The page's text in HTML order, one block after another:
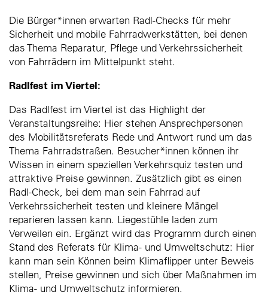
Die Bürger*innen erwarten Radl-Checks für mehr
Sicherheit und mobile Fahrradwerkstätten, bei denen
das Thema Reparatur, Pflege und Verkehrssicherheit
von Fahrrädern im Mittelpunkt steht.
Radlfest im Viertel:
Das Radlfest im Viertel ist das Highlight der
Veranstaltungsreihe: Hier stehen Ansprechpersonen
des Mobilitätsreferats Rede und Antwort rund um das
Thema Fahrradstraßen. Besucher*innen können ihr
Wissen in einem speziellen Verkehrsquiz testen und
attraktive Preise gewinnen. Zusätzlich gibt es einen
Radl-Check, bei dem man sein Fahrrad auf
Verkehrssicherheit testen und kleinere Mängel
reparieren lassen kann. Liegestühle laden zum
Verweilen ein. Ergänzt wird das Programm durch einen
Stand des Referats für Klima- und Umweltschutz: Hier
kann man sein Können beim Klimaflipper unter Beweis
stellen, Preise gewinnen und sich über Maßnahmen im
Klima- und Umweltschutz informieren.